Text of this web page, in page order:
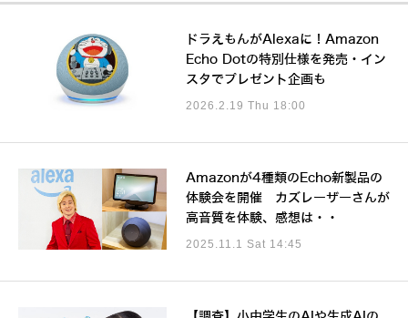
ドラえもんがAlexaに！Amazon
Echo Dotの特別仕様を発売・イン
スタでプレゼント企画も
2026.2.19 Thu 18:00
Amazonが4種類のEcho新製品の
体験会を開催 カズレーザーさんが
高音質を体験、感想は・・
2025.11.1 Sat 14:45